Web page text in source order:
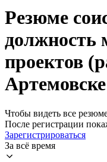
Резюме
должность
проектов
Артемовске
Чтобы видеть все
После регистрации
Зарегистрироваться
За всё время